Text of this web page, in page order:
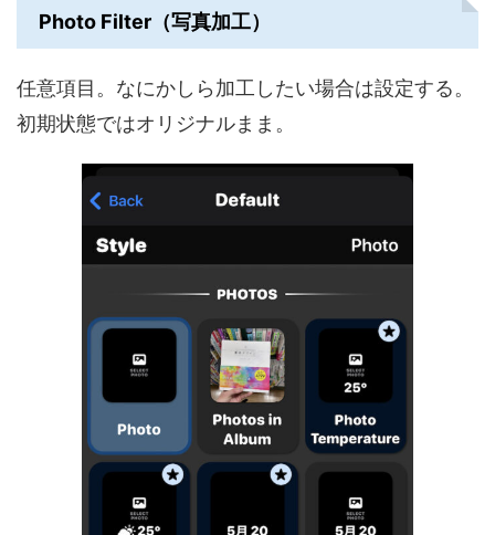
Photo Filter（写真加工）
任意項目。なにかしら加工したい場合は設定する。
初期状態ではオリジナルまま。